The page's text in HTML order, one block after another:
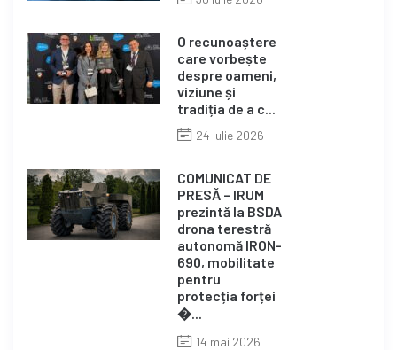
O recunoaștere
care vorbește
despre oameni,
viziune și
tradiția de a c...
24 iulie 2026
COMUNICAT DE
PRESĂ – IRUM
prezintă la BSDA
drona terestră
autonomă IRON-
690, mobilitate
pentru
protecția forței
�...
14 mai 2026